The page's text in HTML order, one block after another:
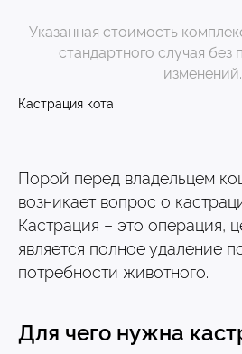
Указанная стоимость
стандартного случая без
изменений.
Кастрация кота
Порой перед владельцем
возникает вопрос о
Кастрация – это операция,
является полное удаление
потребности животного.
Для чего нужна